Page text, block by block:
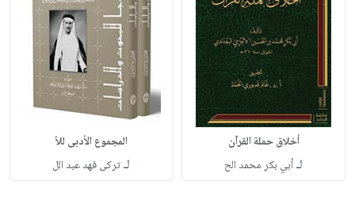
أخلاق حملة القرآن
لـأبي بكر محمد الح
المجموع الأدبى للأ
لـتركى فهد عبد الل